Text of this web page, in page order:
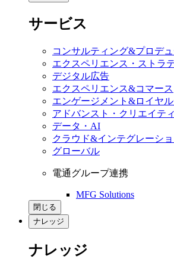
サービス
コンサルティング&プロデ
エクスペリエンス・ストラ
デジタル広告
エクスペリエンス&コマース
エンゲージメント&ロイヤル
アドバンスト・クリエイテ
データ・AI
クラウド&インテグレーシ
グローバル
電通グループ連携
MFG Solutions
閉じる
ナレッジ
ナレッジ